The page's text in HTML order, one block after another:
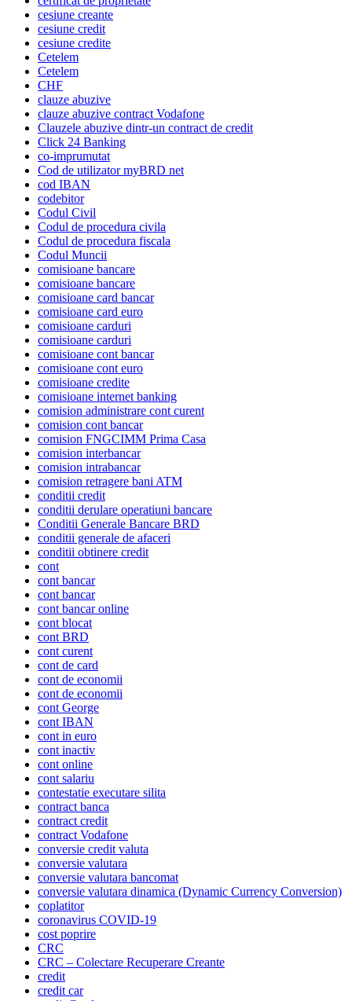
cesiune creante
cesiune credit
cesiune credite
Cetelem
Cetelem
CHF
clauze abuzive
clauze abuzive contract Vodafone
Clauzele abuzive dintr-un contract de credit
Click 24 Banking
co-imprumutat
Cod de utilizator myBRD net
cod IBAN
codebitor
Codul Civil
Codul de procedura civila
Codul de procedura fiscala
Codul Muncii
comisioane bancare
comisioane bancare
comisioane card bancar
comisioane card euro
comisioane carduri
comisioane carduri
comisioane cont bancar
comisioane cont euro
comisioane credite
comisioane internet banking
comision administrare cont curent
comision cont bancar
comision FNGCIMM Prima Casa
comision interbancar
comision intrabancar
comision retragere bani ATM
conditii credit
conditii derulare operatiuni bancare
Conditii Generale Bancare BRD
conditii generale de afaceri
conditii obtinere credit
cont
cont bancar
cont bancar
cont bancar online
cont blocat
cont BRD
cont curent
cont de card
cont de economii
cont de economii
cont George
cont IBAN
cont in euro
cont inactiv
cont online
cont salariu
contestatie executare silita
contract banca
contract credit
contract Vodafone
conversie credit valuta
conversie valutara
conversie valutara bancomat
conversie valutara dinamica (Dynamic Currency Conversion)
coplatitor
coronavirus COVID-19
cost poprire
CRC
CRC – Colectare Recuperare Creante
credit
credit car